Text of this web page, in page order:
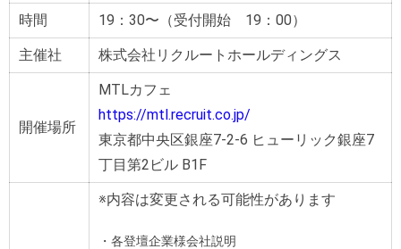
時間 19：30〜（受付開始 19：00）
主催社 株式会社リクルートホールディングス
開催場所
MTLカフェ
https://mtl.recruit.co.jp/
東京都中央区銀座7-2-6 ヒューリック銀座7
丁目第2ビル B1F
※内容は変更される可能性があります
・各登壇企業様会社説明